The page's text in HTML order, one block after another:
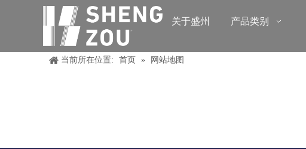
关于盛州 产品类别
当前所在位置: 首页 » 网站地图